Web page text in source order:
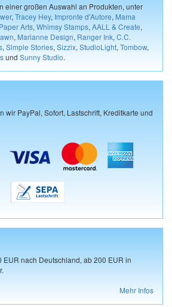
einer großen Auswahl an Produkten, unter
, Tracey Hey, Impronte d'Autore, Mama
Arts, Whimsy Stamps, AALL & Create,
, Marianne Design, Ranger Ink, C.C.
, Simple Stories, Sizzix, StudioLight, Tombow,
und Sunny Studio.
wir PayPal, Sofort, Lastschrift, Kreditkarte und
EUR nach Deutschland, ab 200 EUR in
Mehr Infos